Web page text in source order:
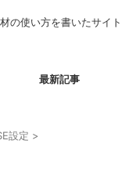
の使い方を書いたサイト
最新記事
設定 >